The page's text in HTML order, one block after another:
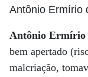
Antônio Ermírio
Antônio Ermírio
bem apertado
malcriação,